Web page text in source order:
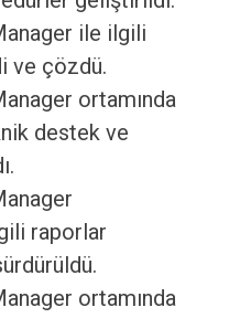
ile ilgili
ve çözdü.
ortamında
destek ve
raporlar
ortamında